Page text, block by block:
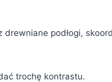
podłogi,
trochę kontrastu.